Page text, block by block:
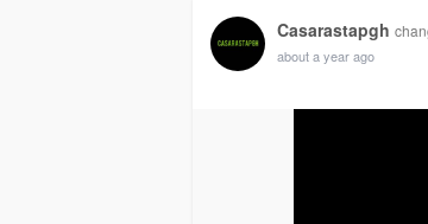
Casarastapgh
about a year ago